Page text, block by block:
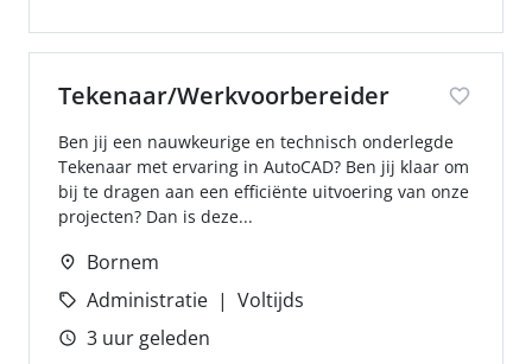
Tekenaar/Werkvoorbereider
Ben jij een nauwkeurige en technisch onderlegde
Tekenaar met ervaring in AutoCAD? Ben jij klaar om
bij te dragen aan een efficiënte uitvoering van onze
projecten? Dan is deze...
Bornem
Administratie
Voltijds
3 uur geleden